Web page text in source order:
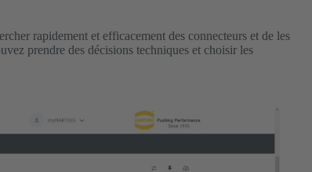
rapidement et efficacement des connecteurs et de les
prendre des décisions techniques et choisir les